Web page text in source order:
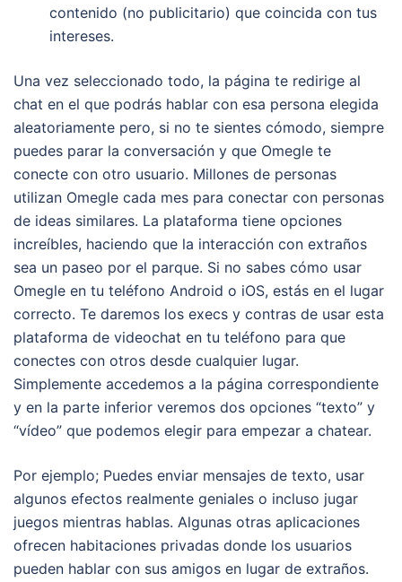
contenido (no publicitario) que coincida con tus
intereses.
Una vez seleccionado todo, la página te redirige al
chat en el que podrás hablar con esa persona elegida
aleatoriamente pero, si no te sientes cómodo, siempre
puedes parar la conversación y que Omegle te
conecte con otro usuario. Millones de personas
utilizan Omegle cada mes para conectar con personas
de ideas similares. La plataforma tiene opciones
increíbles, haciendo que la interacción con extraños
sea un paseo por el parque. Si no sabes cómo usar
Omegle en tu teléfono Android o iOS, estás en el lugar
correcto. Te daremos los execs y contras de usar esta
plataforma de videochat en tu teléfono para que
conectes con otros desde cualquier lugar.
Simplemente accedemos a la página correspondiente
y en la parte inferior veremos dos opciones “texto” y
“vídeo” que podemos elegir para empezar a chatear.
Por ejemplo; Puedes enviar mensajes de texto, usar
algunos efectos realmente geniales o incluso jugar
juegos mientras hablas. Algunas otras aplicaciones
ofrecen habitaciones privadas donde los usuarios
pueden hablar con sus amigos en lugar de extraños.